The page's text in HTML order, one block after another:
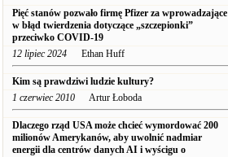
Pięć stanów pozwało firmę Pfizer za wprowadzające
w błąd twierdzenia dotyczące „szczepionki”
przeciwko COVID-19
12 lipiec 2024 Ethan Huff
Kim są prawdziwi ludzie kultury?
1 czerwiec 2010 Artur Łoboda
Dlaczego rząd USA może chcieć wymordować 200
milionów Amerykanów, aby uwolnić nadmiar
energii dla centrów danych AI i wyścigu o